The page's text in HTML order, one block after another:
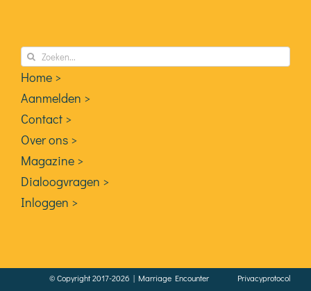
Zoeken
naar:
Home >
Aanmelden >
Contact >
Over ons >
Magazine >
Dialoogvragen >
Inloggen >
© Copyright 2017-2026 | Marriage Encounter Privacyprotocol